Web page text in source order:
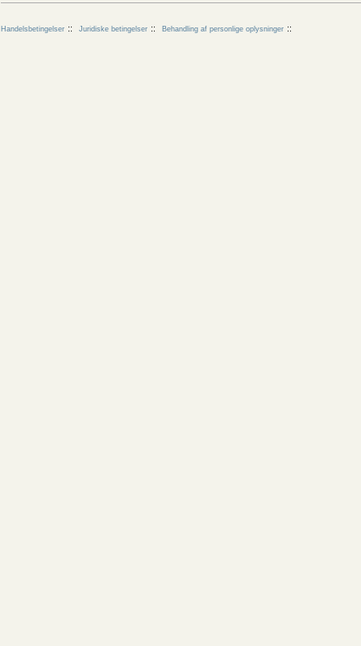
Handelsbetingelser Juridiske betingelser Behandling af personlige oplysninger